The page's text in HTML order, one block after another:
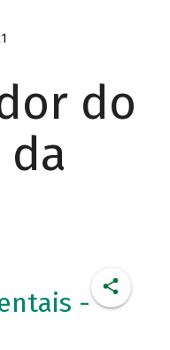
do
da
-